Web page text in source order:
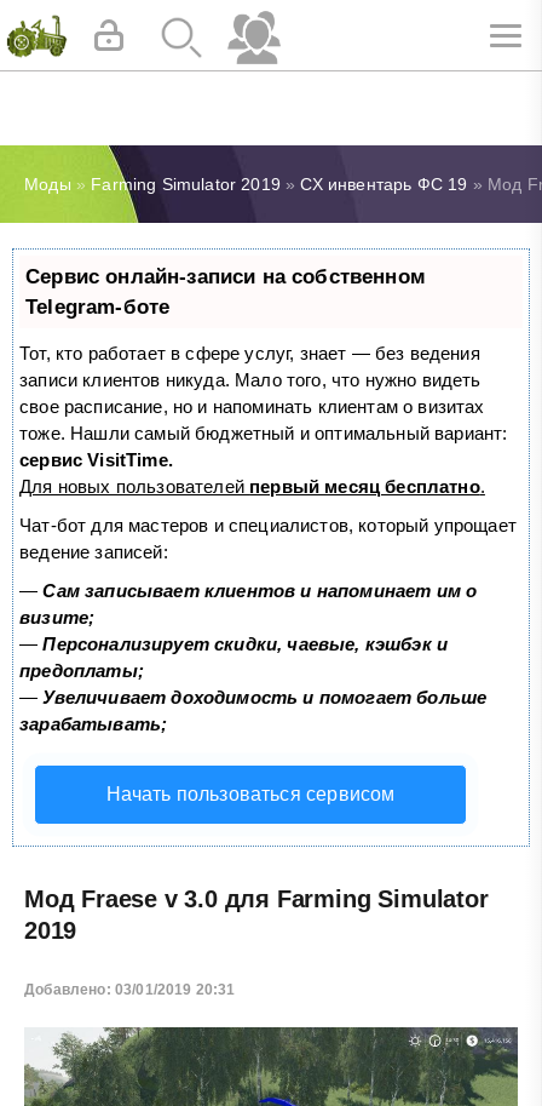
Моды » Farming Simulator 2019 »СХ инвентарь ФС 19 » Мод
Сервис онлайн-записи на собственном
Telegram-боте
Тот, кто работает в сфере услуг, знает — без ведения
записи клиентов никуда. Мало того, что нужно видеть
свое расписание, но и напоминать клиентам о визитах
тоже. Нашли самый бюджетный и оптимальный вариант:
сервис VisitTime.
Для новых пользователей первый месяц бесплатно.
Чат-бот для мастеров и специалистов, который упрощает
ведение записей:
—Сам записывает клиентов и напоминает им о
визите;
—Персонализирует скидки, чаевые, кэшбэк и
предоплаты;
—Увеличивает доходимость и помогает больше
зарабатывать;
Начать пользоваться сервисом
Мод Fraese v 3.0 для Farming Simulator
2019
Добавлено: 03/01/2019 20:31